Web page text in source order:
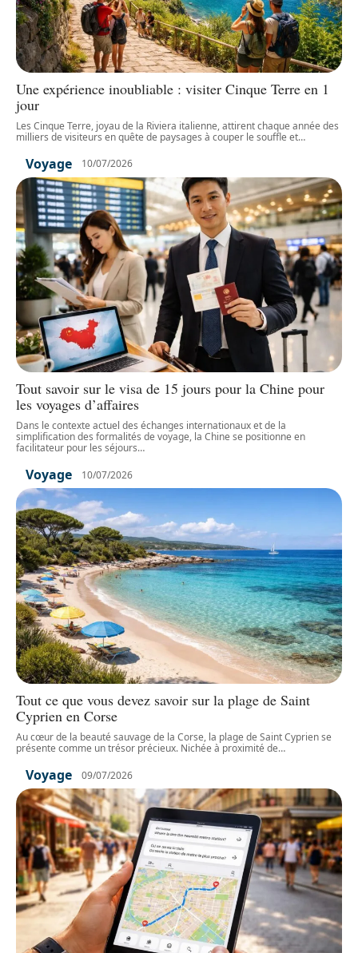
Une expérience inoubliable : visiter Cinque Terre en 1
jour
Les Cinque Terre, joyau de la Riviera italienne, attirent chaque année des
milliers de visiteurs en quête de paysages à couper le souffle et…
Voyage 10/07/2026
Tout savoir sur le visa de 15 jours pour la Chine pour
les voyages d’affaires
Dans le contexte actuel des échanges internationaux et de la
simplification des formalités de voyage, la Chine se positionne en
facilitateur pour les séjours…
Voyage 10/07/2026
Tout ce que vous devez savoir sur la plage de Saint
Cyprien en Corse
Au cœur de la beauté sauvage de la Corse, la plage de Saint Cyprien se
présente comme un trésor précieux. Nichée à proximité de…
Voyage 09/07/2026